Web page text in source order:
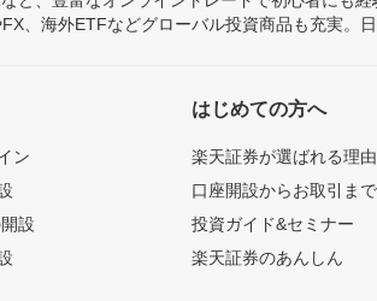
、海外ETFなどグローバル投資商品も充実。
ン
設
はじめての方へ
楽天証券が選ばれる理由
口座開設からお取引ま
投資ガイド&セミナー
楽天証券のあんしん